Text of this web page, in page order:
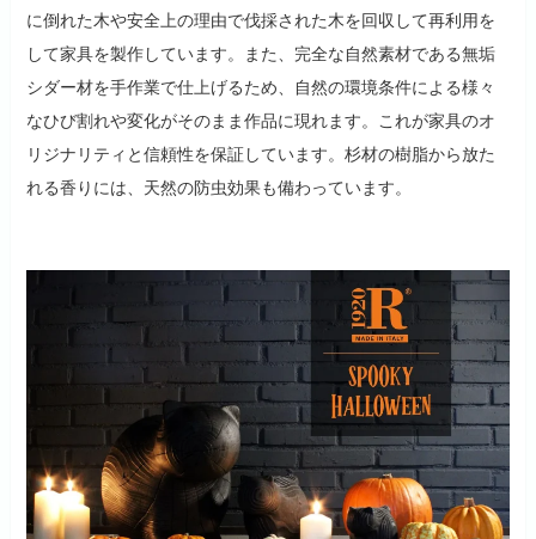
に倒れた木や安全上の理由で伐採された木を回収して再利用を
して家具を製作しています。また、完全な自然素材である無垢
シダー材を手作業で仕上げるため、自然の環境条件による様々
なひび割れや変化がそのまま作品に現れます。これが家具のオ
リジナリティと信頼性を保証しています。杉材の樹脂から放た
れる香りには、天然の防虫効果も備わっています。